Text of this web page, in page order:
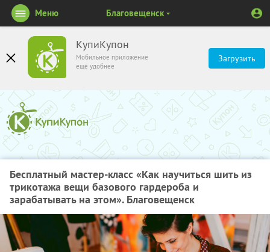
КупиКупон
Мобильное приложение
ещё удобнее
Загрузить
Меню Благовещенск
Бесплатный мастер-класс «Как научиться шить из
трикотажа вещи базового гардероба и
зарабатывать на этом». Благовещенск